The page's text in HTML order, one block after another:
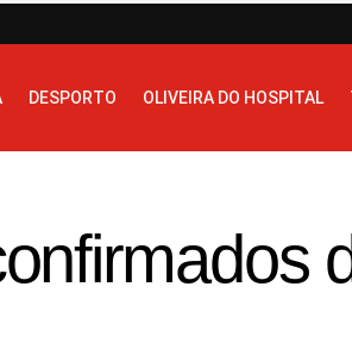
DESPORTO OLIVEIRA DO HOSPITAL